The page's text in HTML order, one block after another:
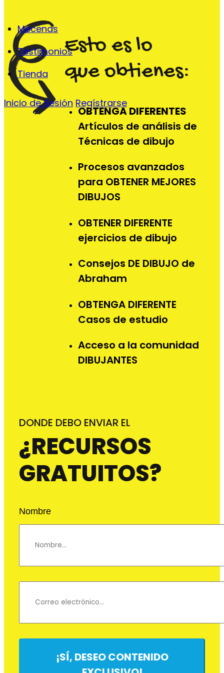
Mecenas
Testimonios
Tienda
Inicio de Sesión Regístrarse
Esto es lo
que obtienes:
OBTENGA DIFERENTES
Artículos de análisis de
Técnicas de dibujo
Procesos avanzados
para OBTENER MEJORES
DIBUJOS
OBTENER DIFERENTE
ejercicios de dibujo
Consejos DE DIBUJO de
Abraham
OBTENGA DIFERENTE
Casos de estudio
Acceso a la comunidad
DIBUJANTES
DONDE DEBO ENVIAR EL
¿RECURSOS
GRATUITOS?
Nombre
¡SÍ, DESEO CONTENIDO